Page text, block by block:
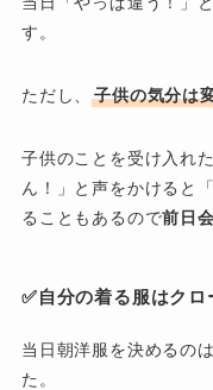
す。
ただし、子供の気分は
子供のことを受け入れ
ん！」と声をかけると
ることもあるので前日
✅自分の着る服はクロ
当日朝洋服を決めるの
た。